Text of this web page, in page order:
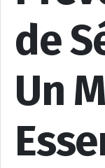
de
Un